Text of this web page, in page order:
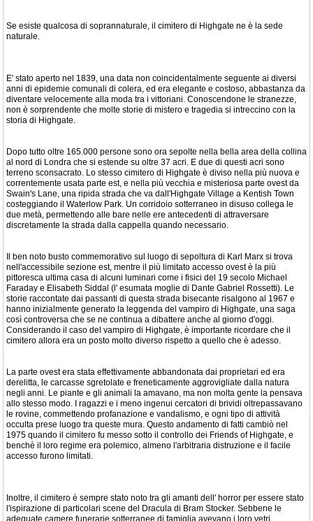
Se esiste qualcosa di soprannaturale, il cimitero di Highgate ne è la sede
naturale.
E' stato aperto nel 1839, una data non coincidentalmente seguente ai diversi
anni di epidemie comunali di colera, ed era elegante e costoso, abbastanza da
diventare velocemente alla moda tra i vittoriani. Conoscendone le stranezze,
non è sorprendente che molte storie di mistero e tragedia si intreccino con la
storia di Highgate.
Dopo tutto oltre 165.000 persone sono ora sepolte nella bella area della collina
al nord di Londra che si estende su oltre 37 acri. E due di questi acri sono
terreno sconsacrato. Lo stesso cimitero di Highgate è diviso nella più nuova e
correntemente usata parte est, e nella più vecchia e misteriosa parte ovest da
Swain's Lane, una ripida strada che va dall'Highgate Village a Kentish Town
costeggiando il Waterlow Park. Un corridoio sotterraneo in disuso collega le
due metà, permettendo alle bare nelle ere antecedenti di attraversare
discretamente la strada dalla cappella quando necessario.
Il ben noto busto commemorativo sul luogo di sepoltura di Karl Marx si trova
nell'accessibile sezione est, mentre il più limitato accesso ovest è la più
pittoresca ultima casa di alcuni luminari come i fisici del 19 secolo Michael
Faraday e Elisabeth Siddal (l' esumata moglie di Dante Gabriel Rossetti). Le
storie raccontate dai passanti di questa strada bisecante risalgono al 1967 e
hanno inizialmente generato la leggenda del vampiro di Highgate, una saga
così controversa che se ne continua a dibattere anche al giorno d'oggi.
Considerando il caso del vampiro di Highgate, è importante ricordare che il
cimitero allora era un posto molto diverso rispetto a quello che è adesso.
La parte ovest era stata effettivamente abbandonata dai proprietari ed era
derelitta, le carcasse sgretolate e freneticamente aggrovigliate dalla natura
negli anni. Le piante e gli animali la amavano, ma non molta gente la pensava
allo stesso modo. I ragazzi e i meno ingenui cercatori di brividi oltrepassavano
le rovine, commettendo profanazione e vandalismo, e ogni tipo di attività
occulta prese luogo tra queste mura. Questo andamento di fatti cambiò nel
1975 quando il cimitero fu messo sotto il controllo dei Friends of Highgate, e
benchè il loro regime era polemico, almeno l'arbitraria distruzione e il facile
accesso furono limitati.
Inoltre, il cimitero è sempre stato noto tra gli amanti dell' horror per essere stato
l'ispirazione di particolari scene del Dracula di Bram Stocker. Sebbene le
adeguate camere funerarie sotterranee di famiglia avevano i loro vetri,